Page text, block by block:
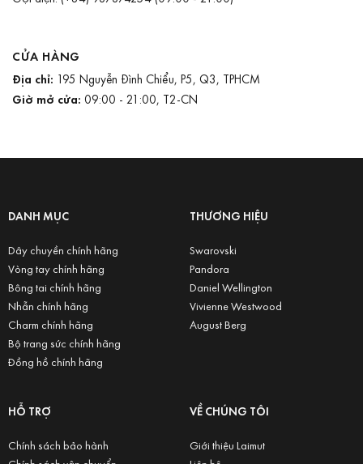
CỬA HÀNG
Địa chỉ: 195 Nguyễn Đình Chiểu, P5, Q3, TPHCM
Giờ mở cửa: 09:00 - 21:00, T2-CN
DANH MỤC
Dây chuyền chính hãng
Vòng tay chính hãng
Bông tai chính hãng
Nhẫn chính hãng
Charm chính hãng
Bộ trang sức chính hãng
Đồng hồ chính hãng
THƯƠNG HIỆU
Swarovski
Pandora
Daniel Wellington
Vivienne Westwood
August Berg
HỖ TRỢ
Chính sách bảo hành
VỀ CHÚNG TÔI
Giới thiệu Laimut